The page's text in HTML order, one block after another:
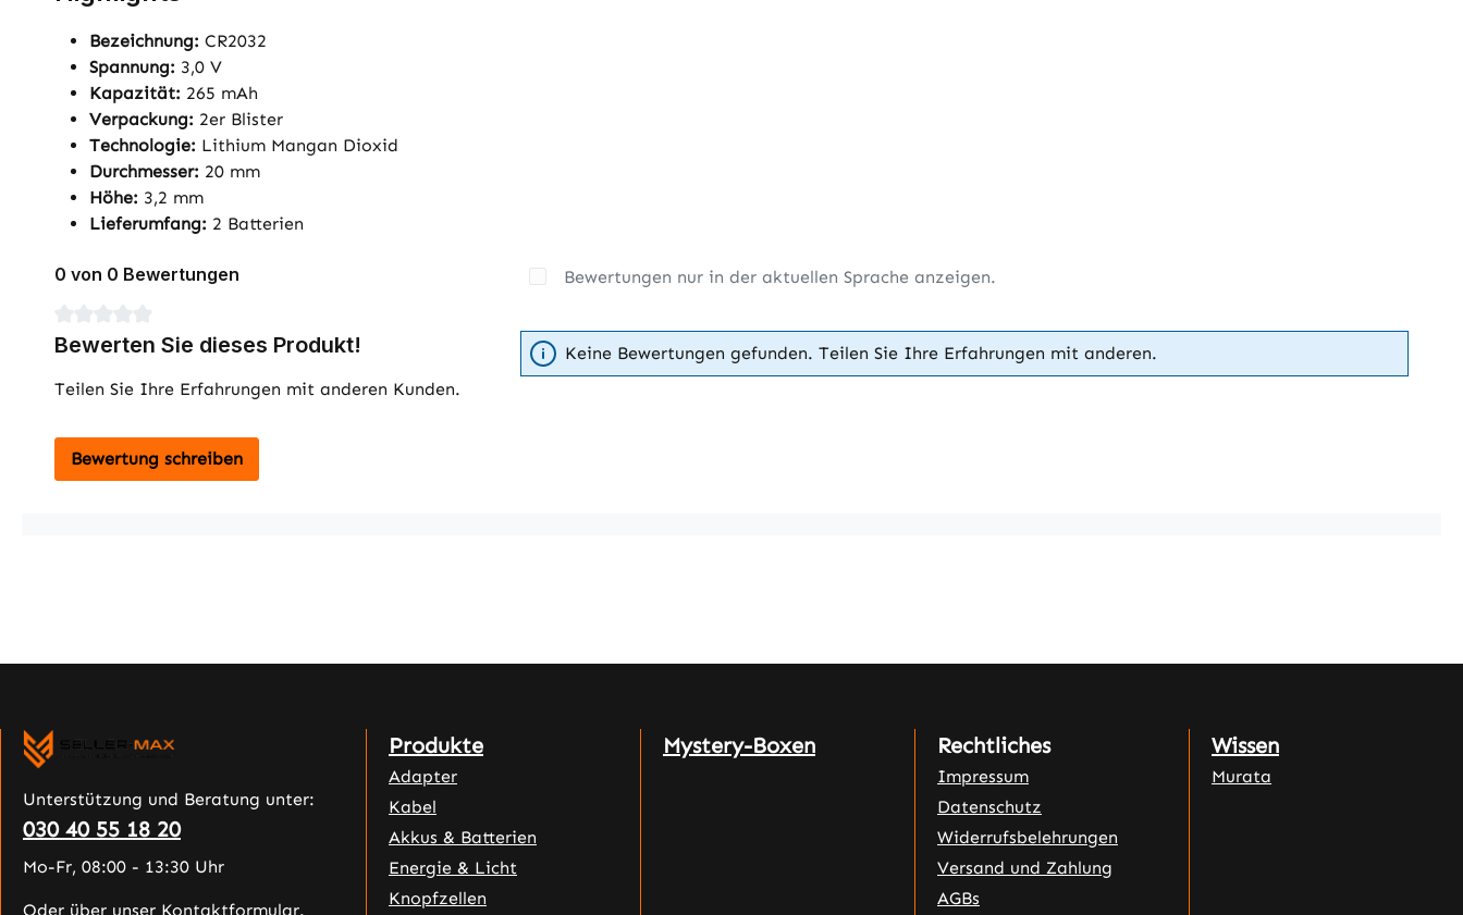
Bezeichnung: CR2032
Spannung: 3,0 V
Kapazität: 265 mAh
Verpackung: 2er Blister
Technologie: Lithium Mangan Dioxid
Durchmesser: 20 mm
Höhe: 3,2 mm
Lieferumfang: 2 Batterien
0 von 0 Bewertungen
Durchschnittliche Bewertung von 0 von 5 Sternen
Bewerten Sie dieses Produkt!
Teilen Sie Ihre Erfahrungen mit anderen Kunden.
Bewertung schreiben
Bewertungen nur in der aktuellen Sprache anzeigen.
Keine Bewertungen gefunden. Teilen Sie Ihre Erfahrungen mit anderen.
Unterstützung und Beratung unter:
030 40 55 18 20
Mo-Fr, 08:00 - 13:30 Uhr
Oder über unser Kontaktformular.
Produkte
Adapter
Kabel
Akkus & Batterien
Energie & Licht
Knopfzellen
Mystery-Boxen Rechtliches
Impressum
Datenschutz
Widerrufsbelehrungen
Versand und Zahlung
AGBs
Wissen
Murata